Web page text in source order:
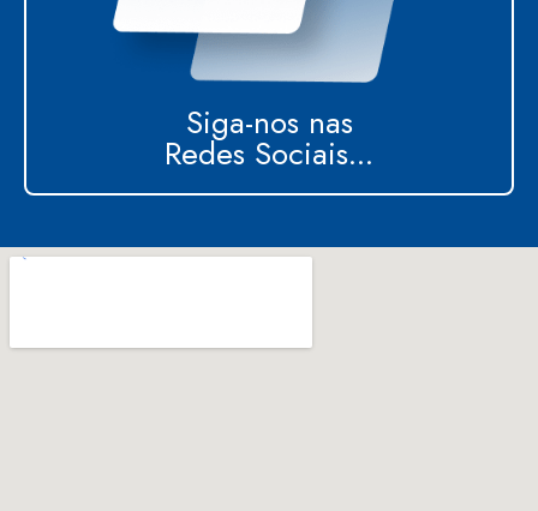
Siga-nos nas
Redes Sociais...